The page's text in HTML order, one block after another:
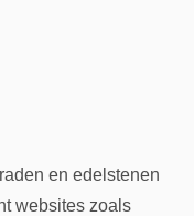
en edelstenen
websites zoals